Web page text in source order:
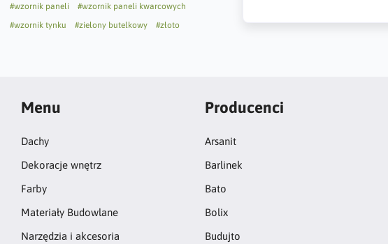
#wzornik paneli
#wzornik paneli kwarcowych
#wzornik tynku
#zielony butelkowy #złoto
Menu
Dachy
Dekoracje wnętrz
Farby
Materiały Budowlane
Narzędzia i akcesoria
Producenci
Arsanit
Barlinek
Bato
Bolix
Budujto